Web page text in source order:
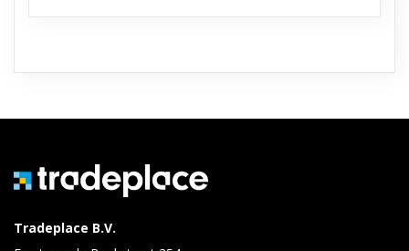
Tradeplace B.V.